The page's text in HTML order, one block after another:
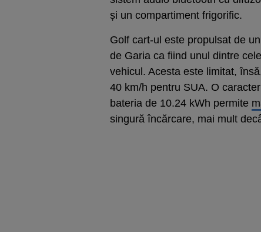
și un compartiment frigorific.
Golf cart-ul este propulsat de
de Garia ca fiind unul dintre
vehicul. Acesta este limitat,
40 km/h pentru SUA. O
bateria de 10.24 kWh permite
singură încărcare, mai mult